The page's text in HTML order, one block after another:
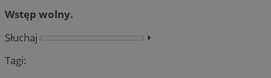
Wstęp wolny.
Słuchaj
⏵︎
Tagi: